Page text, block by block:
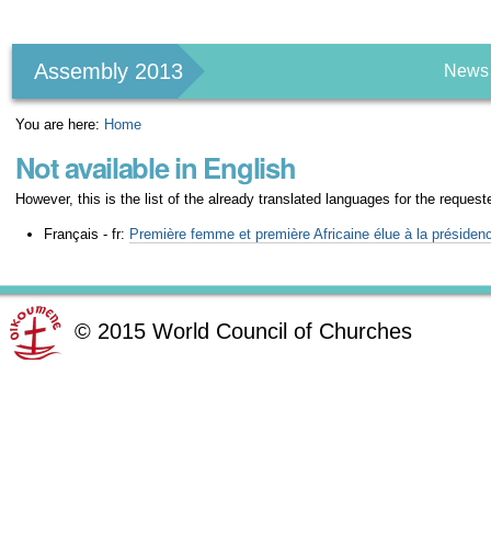
tools
Assembly 2013 News
You are here: Home
Not available in English
However, this is the list of the already translated languages for the
Français - fr: Première femme et première Africaine élue à la
© 2015 World Council of Churches